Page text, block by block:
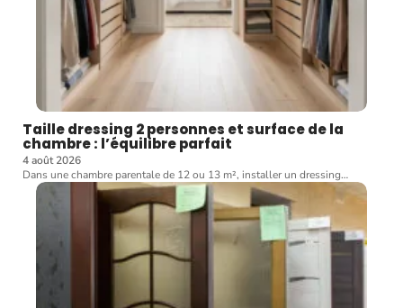
Taille dressing 2 personnes et surface de la
chambre : l’équilibre parfait
4 août 2026
Dans une chambre parentale de 12 ou 13 m², installer un dressing…